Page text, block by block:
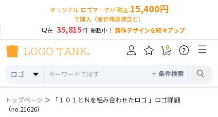
オリジナル ロゴマークが 税込 15,400円
で購入（著作権譲渡含む）
現在 35,815件 掲載中！ 新作デザインを続々アップ
ロゴ ＋ 条件検索
0 ?
トップページ ＞ 「１０１とＮを組み合わせたロゴ 」ロゴ詳細
（no.21626）